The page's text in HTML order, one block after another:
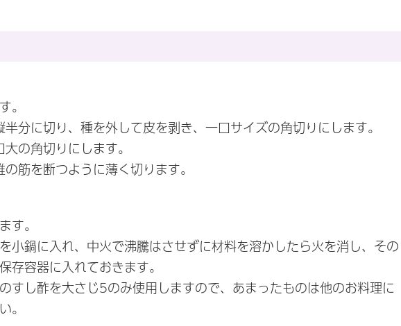
。
半分に切り、種を外して皮を剥き、一口サイズの角切りにします。
大の角切りにします。
の筋を断つように薄く切ります。
す。
小鍋に入れ、中火で沸騰はさせずに材料を溶かしたら火を消し、その
存容器に入れておきます。
すし酢を大さじ5のみ使用しますので、あまったものは他のお料理に
。